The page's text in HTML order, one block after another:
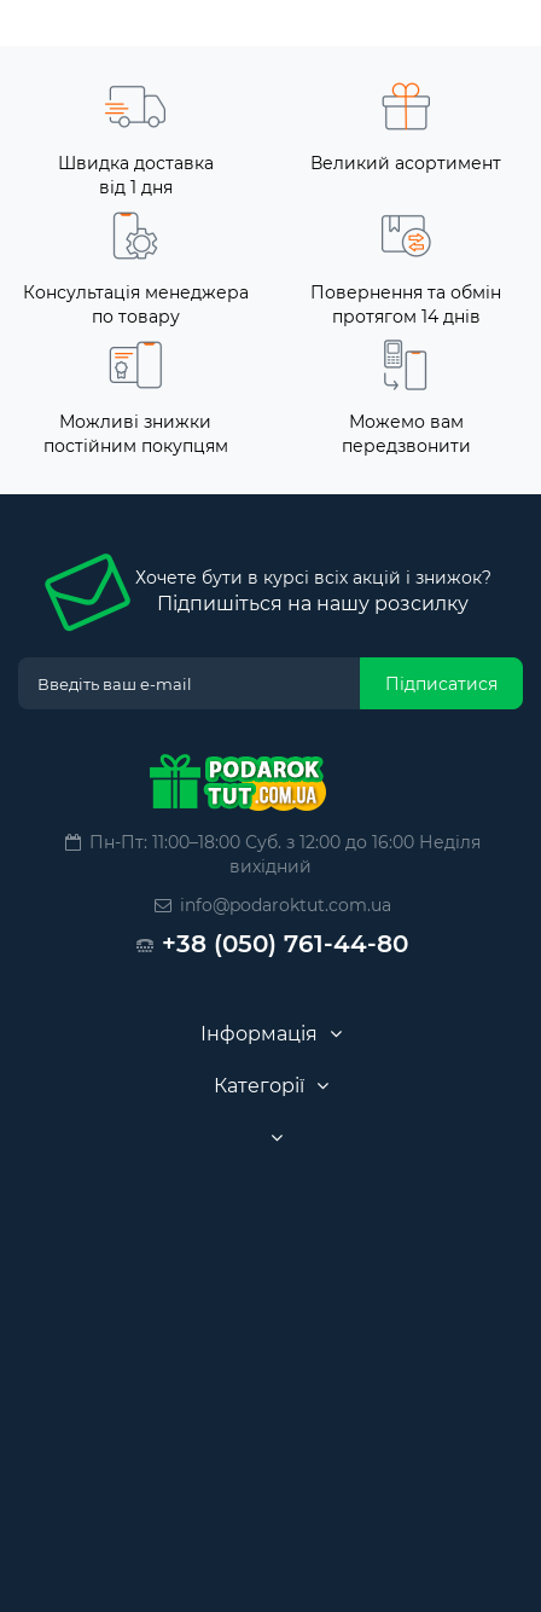
Швидка доставка
від 1 дня
Великий асортимент
Консультація менеджера
по товару
Повернення та обмін
протягом 14 днів
Можливі знижки
постійним покупцям
Можемо вам
передзвонити
Хочете бути в курсі всіх акцій і знижок?
Підпишіться на нашу розсилку
Підписатися
Пн-Пт: 11:00–18:00 Суб. з 12:00 до 16:00 Неділя
вихідний
info@podaroktut.com.ua
+38 (050) 761-44-80
Інформація
Категорії